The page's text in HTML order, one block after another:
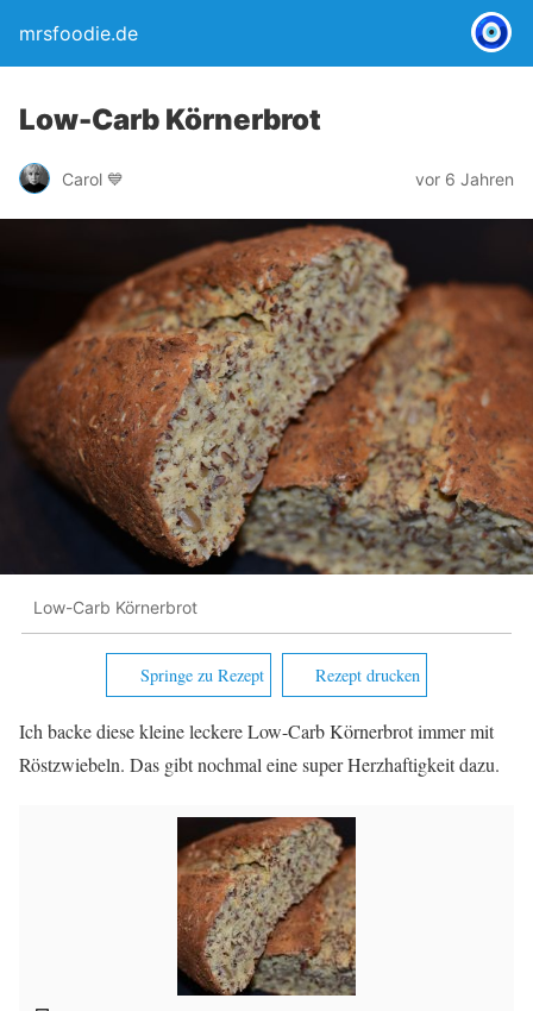
mrsfoodie.de
Low-Carb Körnerbrot
Carol 💙 vor 6 Jahren
Low-Carb Körnerbrot
Springe zu Rezept Rezept drucken
Ich backe diese kleine leckere Low-Carb Körnerbrot immer mit
Röstzwiebeln. Das gibt nochmal eine super Herzhaftigkeit dazu.